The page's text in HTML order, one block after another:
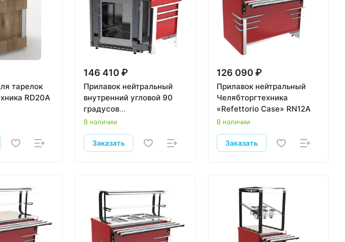
тарелок
RD20А
146 410 ₽
Прилавок нейтральный
внутренний угловой 90
градусов
Челябторгтехника
RU20A90
В наличии
Заказать
126 090 ₽
Прилавок нейтральный
Челябторгтехника
«Refettorio Case» RN12A
В наличии
Заказать